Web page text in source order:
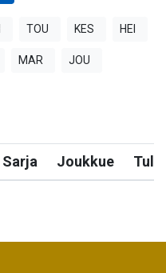
TOU KES HEI
MAR JOU
Sarja Joukkue